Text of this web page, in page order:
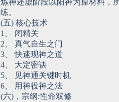
炼神还虚阶段以阳神为原材料，
练。
(五) 核心技术
1、 闭精关
2、 真气自生之门
3、 快速现神之道
4、 大定密诀
5、 见神通关键时机
6、 用神役神之法
(六)，宗纲:性命双修